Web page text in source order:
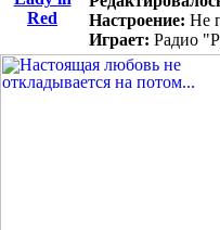
Red
Настроение: Не
Играет: Радио